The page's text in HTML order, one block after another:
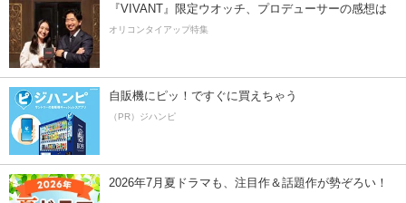
『VIVANT』限定ウオッチ、プロデューサーの感想は
オリコンタイアップ特集
自販機にピッ！ですぐに買えちゃう
（PR）ジハンピ
2026年7月夏ドラマも、注目作＆話題作が勢ぞろい！